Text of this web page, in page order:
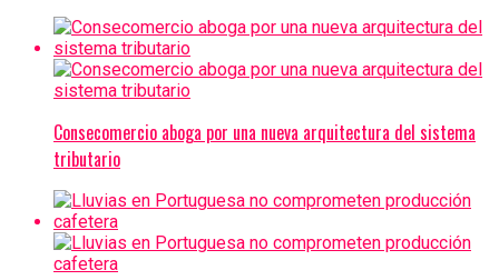
Consecomercio aboga por una nueva arquitectura del sistema
tributario